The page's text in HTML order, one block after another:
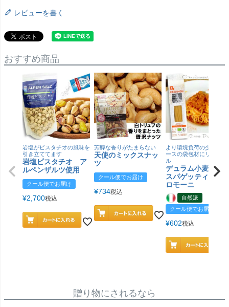
レビューを書く
おすすめ商品
岩塩がピスタチオの風味を
引き立ててます
岩塩ピスタチオ ア
ルペンザルツ使用
クール便でお届け
¥2,700税込
芳醇な香りがたまらない
天使のミックスナッ
ツ
クール便でお届け
¥734税込
より環境負荷の少ない紙
ースの袋包材にリニュー
ル
デュラム小麦 有
スパゲッティ／ジ
ロモーニ
自然派
クール便でお届け
¥602税込
贈り物にされるなら